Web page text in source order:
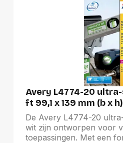
Avery L4774-20
ft 99,1 x 139 mm (b x
wit
De Avery L4774-20
wit zijn ontworpen voor
toepassingen. Met een